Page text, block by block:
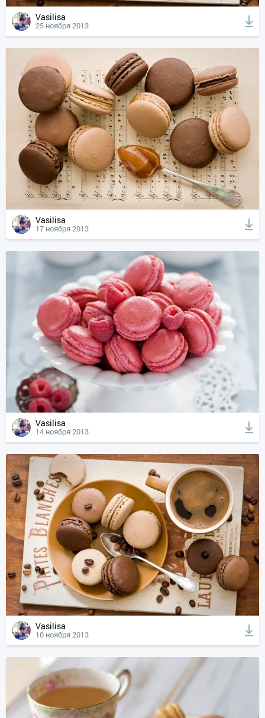
Vasilisa
25 ноября 2013
Vasilisa
17 ноября 2013
Vasilisa
14 ноября 2013
Vasilisa
10 ноября 2013